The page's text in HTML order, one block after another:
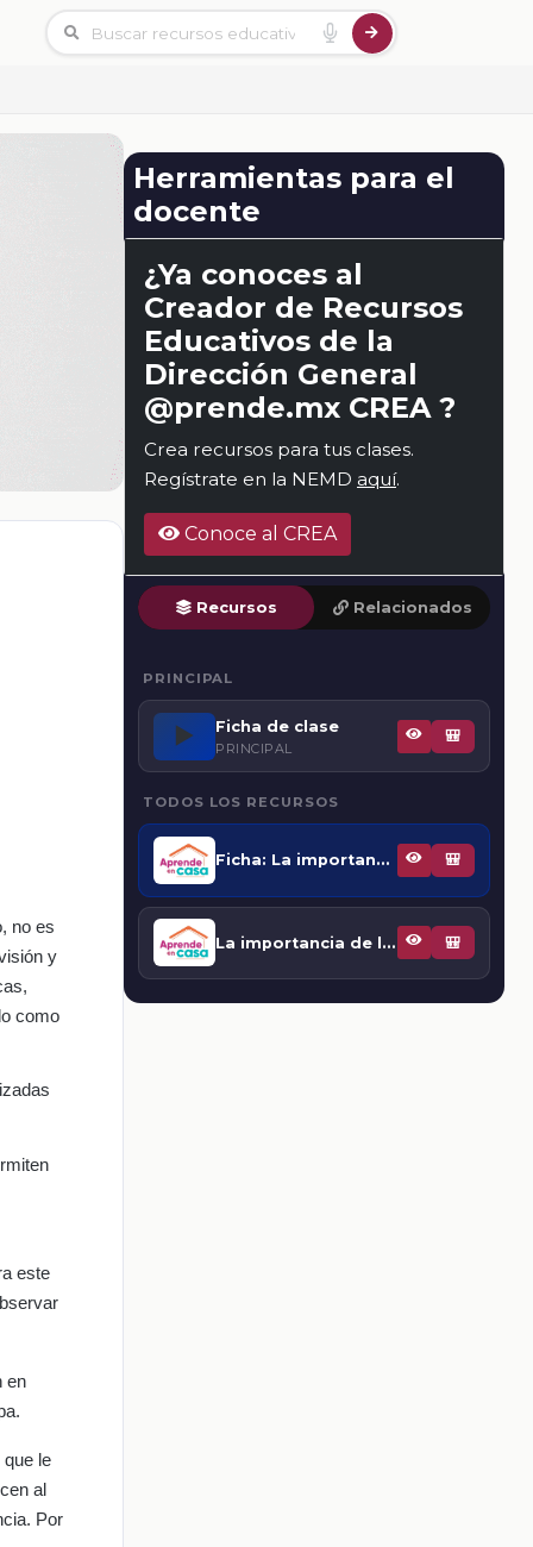
no es
y
como
este
en
le
al
Por
Herramientas para el
docente
¿Ya conoces al
Creador de Recursos
Educativos de la
Dirección General
@prende.mx CREA ?
Crea recursos para tus clases.
Regístrate en la NEMD aquí.
Conoce al CREA
Recursos Relacionados
PRINCIPAL
▶️ Ficha de clase
PRINCIPAL
🎒
TODOS LOS RECURSOS
Ficha: La importancia de la Historia 🎒
La importancia de la Historia 🎒